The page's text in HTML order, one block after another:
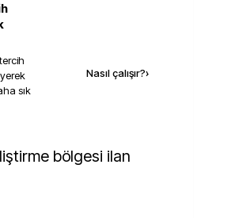
sık
Nasıl çalışır?›